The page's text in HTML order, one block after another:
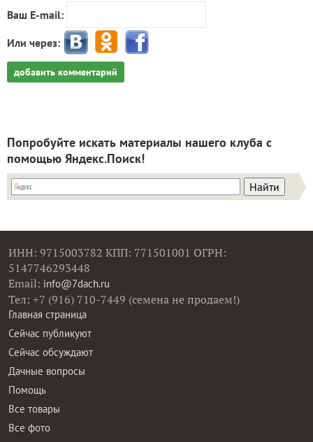
Ваш E-mail:
Или через:
добавить комментарий
Попробуйте искать материалы нашего клуба с
помощью Яндекс.Поиск!
ИНН: 9715003782 КПП: 771501001 ОГРН:
5147746293448
Email: info@7dach.ru
Тел: +7 (916) 710-7449 (семена не продаем!)
Главная страница
Сейчас публикуют
Сейчас обсуждают
Дачные вопросы
Помощь
Все товары
Все фото